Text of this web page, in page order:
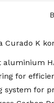
Curado K
aluminium
for
system for